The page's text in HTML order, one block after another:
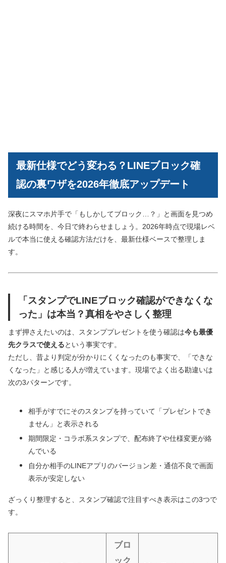
最新仕様でどう変わる？LINEブロック確
認の裏ワザを2026年徹底アップデート
深夜にスマホ片手で「もしかしてブロック…？」と画面を見つめ
続ける時間を、今日で終わらせましょう。2026年時点で現場レベ
ルで本当に使える確認方法だけを、最新仕様ベースで整理しま
す。
「スタンプでLINEブロック確認ができなくな
った」は本当？真相をやさしく整理
まず押さえたいのは、スタンププレゼントを使う確認は今も最優
先クラスで使えるという事実です。
ただし、昔より判定が分かりにくくなったのも事実で、「できな
くなった」と感じる人が増えています。現場でよく出る勘違いは
次の3パターンです。
相手がすでにそのスタンプを持っていて「プレゼントでき
ません」と表示される
期間限定・コラボ系スタンプで、配布終了や仕様変更が絡
んでいる
自分か相手のLINEアプリのバージョン差・通信不良で画面
表示が安定しない
ざっくり整理すると、スタンプ確認で注目すべき表示はこの3つで
す。
ブロ
ック